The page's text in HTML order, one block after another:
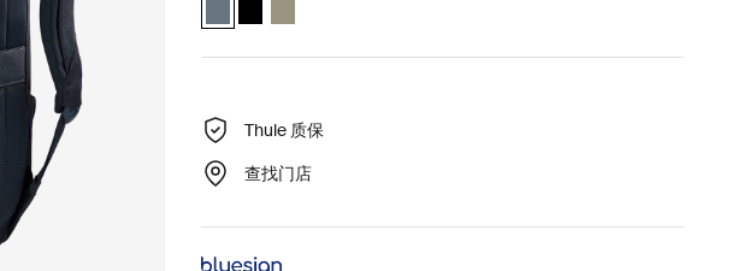
Thule 质保
查找门店